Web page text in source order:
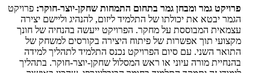
פרויקט גמר ומבחן גמר בתחום התמחות שחקן-יוצר-חוקר: פרויקט
הגמר יבטא את יכולתו של התלמיד ליזום, להנהיג וליישם יצירה
עצמאית המבוססת על מחקר. הפרויקט ייעשה בהנחיה של חונך
מקצועי תוך אפשרות של פיתוח היצירה בקורסים למשחק של
התואר השני. עם סיום הפרויקט נכנס התלמיד לתהליך למידה
בהנחיית מורה עיוני או ראש המסלול שחקן-יוצר-חוקר. בתהליך